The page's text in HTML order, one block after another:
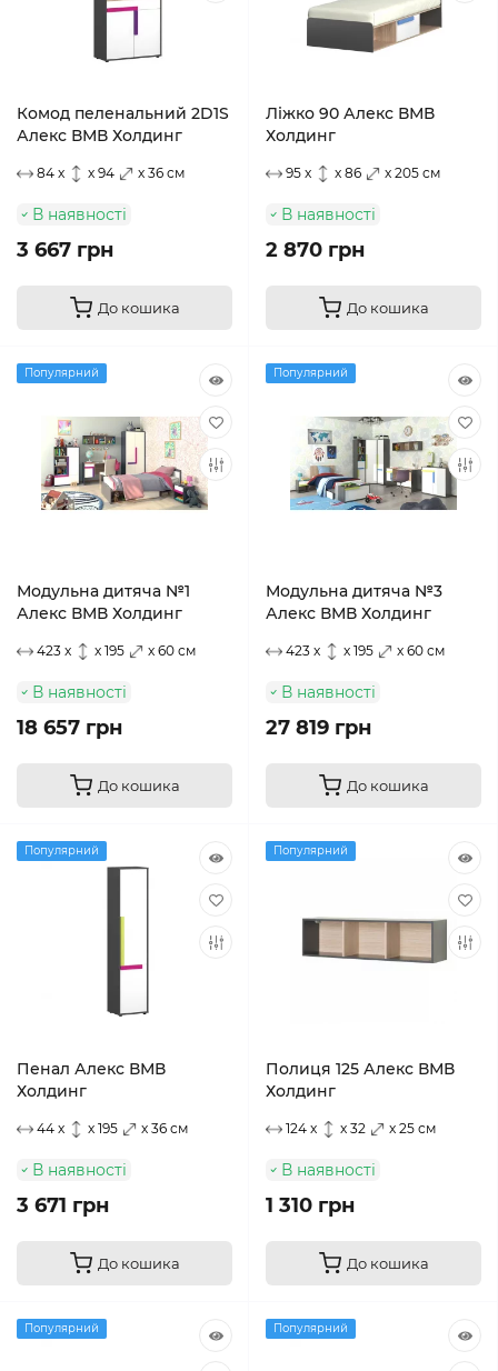
Комод пеленальний 2D1S
Алекс ВМВ Холдинг
84 x x 94 x 36 см
В наявності
3 667 грн
До кошика
Ліжко 90 Алекс ВМВ
Холдинг
95 x x 86 x 205 см
В наявності
2 870 грн
До кошика
Популярний
Модульна дитяча №1
Алекс ВМВ Холдинг
423 x x 195 x 60 см
В наявності
18 657 грн
До кошика
Популярний
Модульна дитяча №3
Алекс ВМВ Холдинг
423 x x 195 x 60 см
В наявності
27 819 грн
До кошика
Популярний
Пенал Алекс ВМВ
Холдинг
44 x x 195 x 36 см
В наявності
3 671 грн
До кошика
Популярний
Полиця 125 Алекс ВМВ
Холдинг
124 x x 32 x 25 см
В наявності
1 310 грн
До кошика
Популярний Популярний